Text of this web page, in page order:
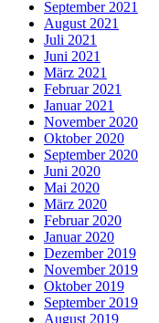
September 2021
August 2021
Juli 2021
Juni 2021
März 2021
Februar 2021
Januar 2021
November 2020
Oktober 2020
September 2020
Juni 2020
Mai 2020
März 2020
Februar 2020
Januar 2020
Dezember 2019
November 2019
Oktober 2019
September 2019
August 2019